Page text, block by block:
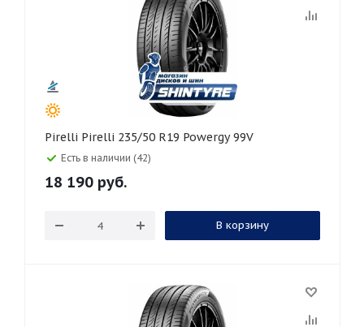
Pirelli Pirelli 235/50 R19 Powergy 99V
Есть в наличии (42)
18 190 руб.
В корзину